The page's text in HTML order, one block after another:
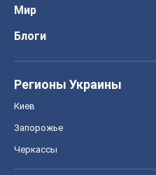
Мир
Блоги
Регионы Украины
Киев
Запорожье
Черкассы